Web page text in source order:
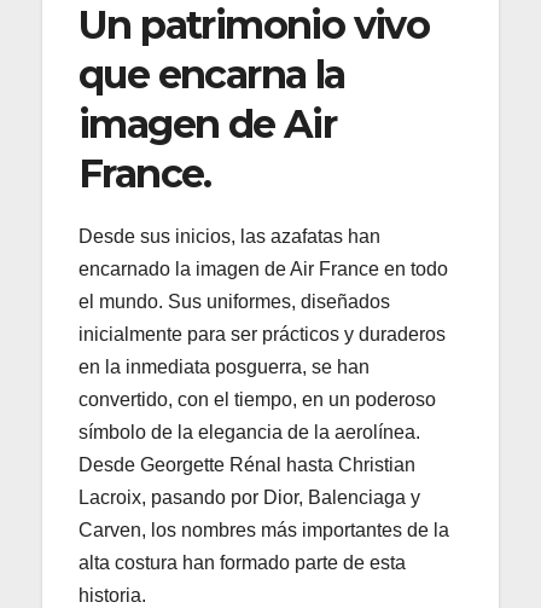
Un patrimonio vivo
que encarna la
imagen de Air
France.
Desde sus inicios, las azafatas han
encarnado la imagen de Air France en todo
el mundo. Sus uniformes, diseñados
inicialmente para ser prácticos y duraderos
en la inmediata posguerra, se han
convertido, con el tiempo, en un poderoso
símbolo de la elegancia de la aerolínea.
Desde Georgette Rénal hasta Christian
Lacroix, pasando por Dior, Balenciaga y
Carven, los nombres más importantes de la
alta costura han formado parte de esta
historia.